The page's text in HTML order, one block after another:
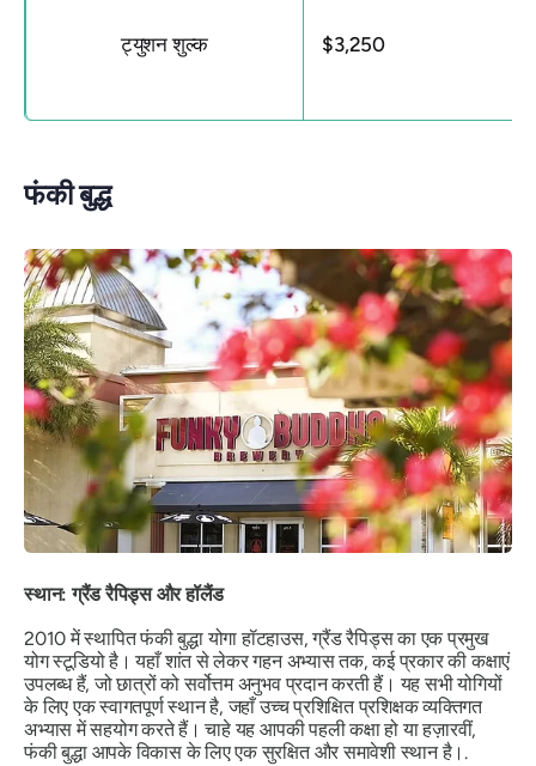
ट्युशन शुल्क $3,250
फंकी बुद्ध
स्थान: ग्रैंड रैपिड्स और हॉलैंड
2010 में स्थापित फंकी बुद्धा योगा हॉटहाउस, ग्रैंड रैपिड्स का एक प्रमुख
योग स्टूडियो है। यहाँ शांत से लेकर गहन अभ्यास तक, कई प्रकार की कक्षाएं
उपलब्ध हैं, जो छात्रों को सर्वोत्तम अनुभव प्रदान करती हैं। यह सभी योगियों
के लिए एक स्वागतपूर्ण स्थान है, जहाँ उच्च प्रशिक्षित प्रशिक्षक व्यक्तिगत
अभ्यास में सहयोग करते हैं। चाहे यह आपकी पहली कक्षा हो या हज़ारवीं,
फंकी बुद्धा आपके विकास के लिए एक सुरक्षित और समावेशी स्थान है।.